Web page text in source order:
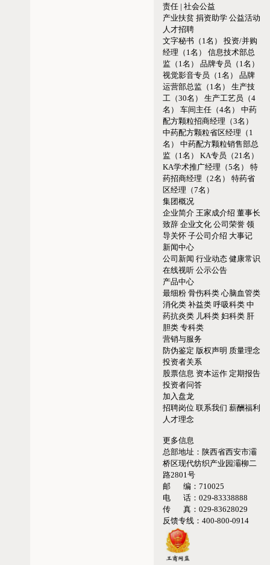
责任 | 社会公益
产业扶贫 捐资助学 公益活动
人才招聘
文字秘书（1名）
投资/并购
经理（1名）
信息技术部总
监（1名）
品牌专员（1名）
视觉影音专员（1名）
品牌
运营部总监（1名）
生产技
工（30名）
生产工艺员（4
名）
车间主任（4名）
中药
配方颗粒招商经理（3名）
中药配方颗粒省区经理（1
名）
中药配方颗粒销售部总
监（1名）
KA专员（21名）
KA学术推广经理（5名）
特
药招商经理（2名）
特药省
区经理（7名）
集团概况
企业简介 王家成介绍 董事长
致辞 企业文化 公司荣誉 领
导关怀 子公司介绍 大事记
新闻中心
公司新闻 行业动态 健康常识
在线视听 公示公告
产品中心
最细粉 骨伤科类 心脑血管类
消化类 补益类 呼吸科类 中
药抗炎类 儿科类 妇科类 肝
胆类 专科类
营销与服务
防伪鉴定 版权声明 质量理念
投资者关系
股票信息 资本运作 定期报告
投资者问答
加入盘龙
招聘岗位 联系我们 薪酬福利
人才理念
更多信息
总部地址： 陕西省西安市灞
桥区现代纺织产业园灞柳二
路2801号
邮 编： 710025
电 话： 029-83338888
传 真： 029-83628029
反馈专线： 400-800-0914